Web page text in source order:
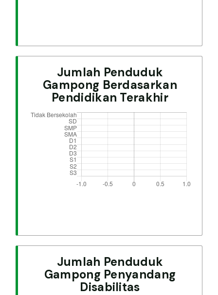
Jumlah Penduduk
Gampong Berdasarkan
Pendidikan Terakhir
Jumlah Penduduk
Gampong Penyandang
Disabilitas